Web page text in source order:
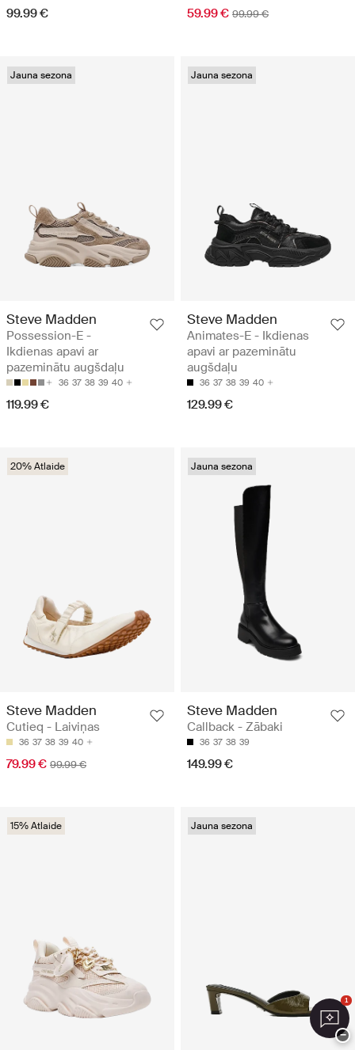
99.99 € 59.99 € 99.99 €
Jauna sezona
Steve Madden
Possession-E -
Ikdienas apavi ar
pazeminātu augšdaļu
36 37 38 39 40
119.99 €
Jauna sezona
Steve Madden
Animates-E - Ikdienas
apavi ar pazeminātu
augšdaļu
36 37 38 39 40
129.99 €
20% Atlaide
Steve Madden
Cutieq - Laiviņas
36 37 38 39 40
79.99 € 99.99 €
Jauna sezona
Steve Madden
Callback - Zābaki
36 37 38 39
149.99 €
15% Atlaide Jauna sezona
1
−